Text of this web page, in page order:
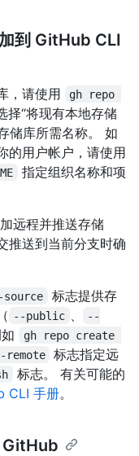
到 GitHub CLI
，请使用
gh repo
择“将现有本地存储
储库所需名称。 如
的用户帐户，请使用
指定组织名称和项
远程并推送存储
推送到当前分支时确
标志提供存
--public
--
gh repo create
remote
标志指定远
标志。 有关可能的
CLI 手册。
GitHub